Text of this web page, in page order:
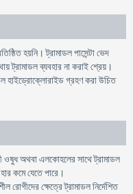
হয়নি। ট্রামাডল পাসেন্টা ভেদ
ট্রামাডল ব্যবহার না করাই শ্রেয়।
হাইড্রোক্লোরাইড গ্রহণ করা উচিত
অথবা এলকোহলের সাথে ট্রামাডল
কমে যেতে পারে।
ক্ষেত্রে ট্রামাডল নির্দেশিত